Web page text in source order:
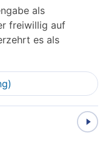
als
freiwillig auf
es als